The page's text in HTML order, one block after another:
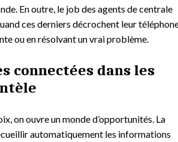
En outre, le job des agents de centrale
ces derniers décrochent leur
ou en résolvant un vrai problème.
connectées dans les
on ouvre un monde d’opportunités. La
automatiquement les informations